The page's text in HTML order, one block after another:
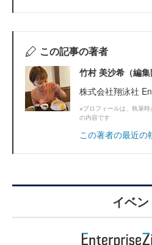
この記事の著者
竹村 美沙希（編集
株式会社翔泳社
※プロフィールは、執筆
の内容です
この著者の最近の
イベン